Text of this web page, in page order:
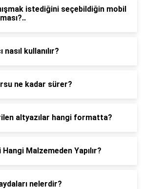
istediğini seçebildiğin mobil
nasıl kullanılır?
ne kadar sürer?
altyazılar hangi formatta?
Malzemeden Yapılır?
nelerdir?